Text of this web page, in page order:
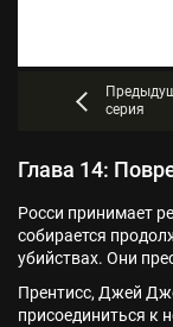
серия
Глава 14:
Росси принимает
собирается
убийствах. Они
Прентисс, Джей
присоединиться к